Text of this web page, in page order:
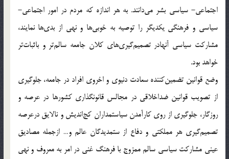
اجتماعي- سياسى بشر مى‌دانند. به هر اندازه که مردم در امور اجتماعي-
سياسى و فرهنگى يکديگر را توصيه به خوبى‌ها و نهى از بدى‌ها نمايند،
مشارکت سياسى آنهادر تصميم‌گيرى‌هاى کلان جامعه سالم‌تر و باثبات‌تر
خواهد بود.
وضع قوانين تضمين‌کننده سعادت دنيوى و اخروى افراد در جامعه، جلوگيرى
از تصويب قوانين ضداخلاقى در مجالس قانونگذارى کشورها در عرصه و
روزگار، جلوگيرى از روى کارآمدن سياستمداران کج‌انديش و نالايق درعرصه
تصميم‌گيرى هر مملکتى و دفاع از ستمديدگان عالم و… ازجمله مصاديق
عينى مشارکت سياسى سالم ممزوج با فرهنگ غنى در امر به معروف و نهى